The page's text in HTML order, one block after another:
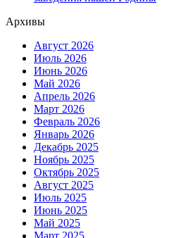
Архивы
Август 2026
Июль 2026
Июнь 2026
Май 2026
Апрель 2026
Март 2026
Февраль 2026
Январь 2026
Декабрь 2025
Ноябрь 2025
Октябрь 2025
Август 2025
Июль 2025
Июнь 2025
Май 2025